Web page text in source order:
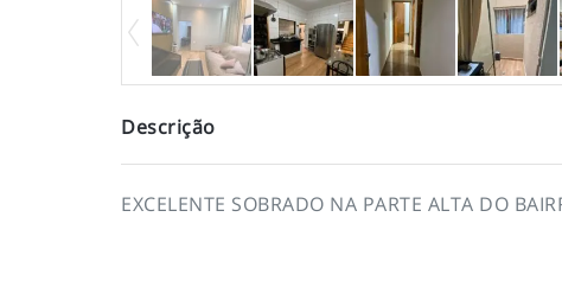
Descrição
EXCELENTE SOBRADO NA PARTE ALTA DO